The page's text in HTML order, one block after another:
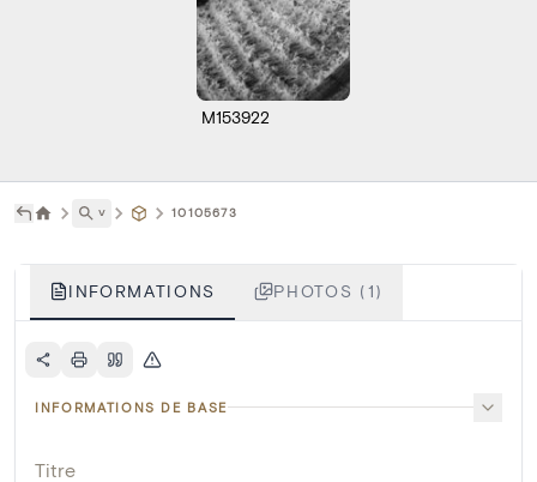
M153922
˅ 10105673
INFORMATIONS PHOTOS (1)
INFORMATIONS DE BASE
Titre